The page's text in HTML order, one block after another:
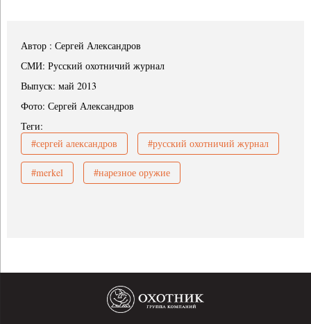
Автор : Сергей Александров
СМИ: Русский охотничий журнал
Выпуск: май 2013
Фото: Сергей Александров
Теги:
#сергей александров
#русский охотничий журнал
#merkel #нарезное оружие